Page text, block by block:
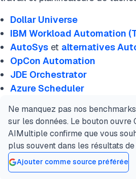
Dollar Universe
IBM Workload Automation
AutoSys et alternatives
OpCon Automation
JDE Orchestrator
Azure Scheduler
Ne manquez pas nos
sur les données. Le bouton ouvre
AIMultiple confirme que vous
plus souvent dans les résultats
Ajouter comme source préférée